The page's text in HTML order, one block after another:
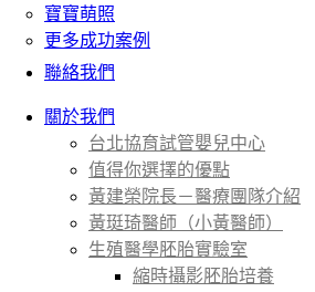
寶寶萌照
更多成功案例
聯絡我們
關於我們
台北協育試管嬰兒中心
值得你選擇的優點
黃建榮院長－醫療團隊介紹
黃珽琦醫師（小黃醫師）
生殖醫學胚胎實驗室
縮時攝影胚胎培養